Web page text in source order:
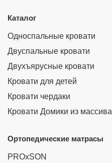
Каталог
Односпальные кровати
Двуспальные кровати
Двухъярусные кровати
Кровати для детей
Кровати чердаки
Кровати Домики из массива
Ортопедические матрасы
PROxSON